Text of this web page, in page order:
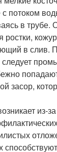
потоком
в трубе.
ростки,
в слив.
засор,
из-